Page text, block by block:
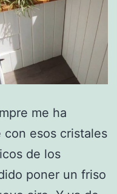
me ha
esos cristales
de los
poner un friso